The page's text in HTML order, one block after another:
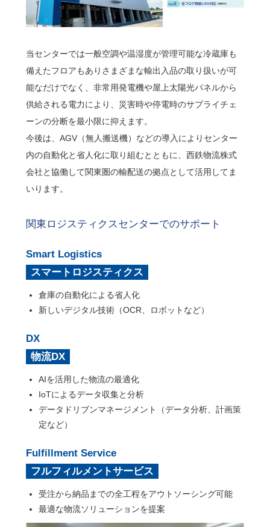
当センターでは一般空調や温湿度が管理可能な冷蔵庫も
備えたフロアもありさまざまな輸出入品の取り扱いが可
能なだけでなく、非常用発電機や屋上太陽光パネルから
供給される電力により、災害時や停電時のサプライチェ
ーンの分断を最小限に抑えます。
今後は、AGV（無人搬送機）などの導入によりセンター
内の自動化と省人化に取り組むとともに、西鉄物流株式
会社と協働して関東圏の輸配送の拠点として活用してま
いります。
関東ロジスティクスセンターでのサポート
Smart Logistics
スマートロジスティクス
倉庫の自動化による省人化
新しいデジタル技術（OCR、ロボットなど）
DX
物流DX
AIを活用した物流の最適化
IoTによるデータ収集と分析
データドリブンマネージメント（データ分析、計画策
定など）
Fulfillment Service
フルフィルメントサービス
受注から納品までの全工程をアウトソーシング可能
最適な物流ソリューションを提案